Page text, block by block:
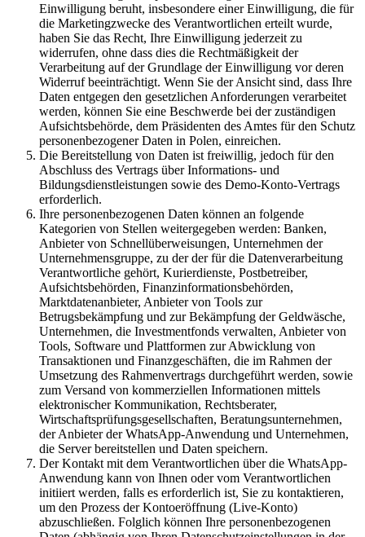
Einwilligung beruht, insbesondere einer Einwilligung, die für
die Marketingzwecke des Verantwortlichen erteilt wurde,
haben Sie das Recht, Ihre Einwilligung jederzeit zu
widerrufen, ohne dass dies die Rechtmäßigkeit der
Verarbeitung auf der Grundlage der Einwilligung vor deren
Widerruf beeinträchtigt. Wenn Sie der Ansicht sind, dass Ihre
Daten entgegen den gesetzlichen Anforderungen verarbeitet
werden, können Sie eine Beschwerde bei der zuständigen
Aufsichtsbehörde, dem Präsidenten des Amtes für den Schutz
personenbezogener Daten in Polen, einreichen.
Die Bereitstellung von Daten ist freiwillig, jedoch für den
Abschluss des Vertrags über Informations- und
Bildungsdienstleistungen sowie des Demo-Konto-Vertrags
erforderlich.
Ihre personenbezogenen Daten können an folgende
Kategorien von Stellen weitergegeben werden: Banken,
Anbieter von Schnellüberweisungen, Unternehmen der
Unternehmensgruppe, zu der der für die Datenverarbeitung
Verantwortliche gehört, Kurierdienste, Postbetreiber,
Aufsichtsbehörden, Finanzinformationsbehörden,
Marktdatenanbieter, Anbieter von Tools zur
Betrugsbekämpfung und zur Bekämpfung der Geldwäsche,
Unternehmen, die Investmentfonds verwalten, Anbieter von
Tools, Software und Plattformen zur Abwicklung von
Transaktionen und Finanzgeschäften, die im Rahmen der
Umsetzung des Rahmenvertrags durchgeführt werden, sowie
zum Versand von kommerziellen Informationen mittels
elektronischer Kommunikation, Rechtsberater,
Wirtschaftsprüfungsgesellschaften, Beratungsunternehmen,
der Anbieter der WhatsApp-Anwendung und Unternehmen,
die Server bereitstellen und Daten speichern.
Der Kontakt mit dem Verantwortlichen über die WhatsApp-
Anwendung kann von Ihnen oder vom Verantwortlichen
initiiert werden, falls es erforderlich ist, Sie zu kontaktieren,
um den Prozess der Kontoeröffnung (Live-Konto)
abzuschließen. Folglich können Ihre personenbezogenen